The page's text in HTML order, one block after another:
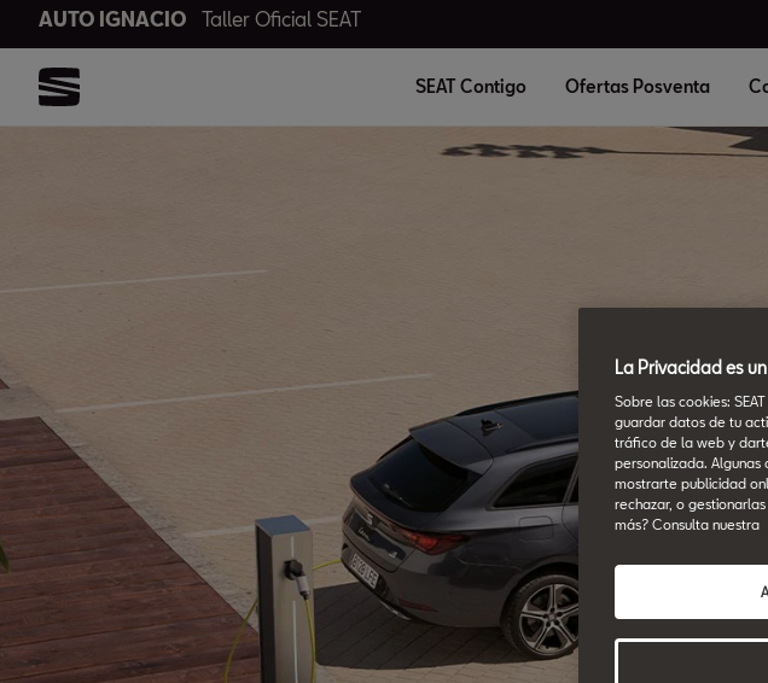
AUTO IGNACIO Taller Oficial SEAT
SEAT Contigo Ofertas Posventa
La Privacidad es
Sobre las cookies:
guardar datos de tu
tráfico de la web y
personalizada.
mostrarte publicidad
rechazar, o
más? Consulta nuestra